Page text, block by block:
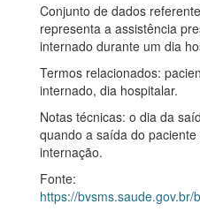
Conjunto de dados
representa a assistência
internado durante um dia
Termos relacionados:
internado, dia hospitalar.
Notas técnicas: o dia da
quando a saída do
internação.
Fonte:
https://